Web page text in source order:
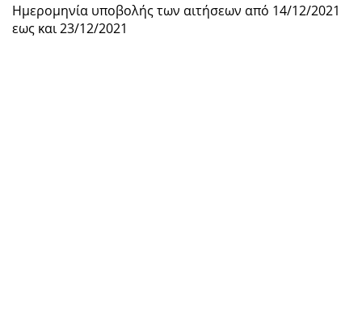
Ημερομηνία υποβολής των αιτήσεων από 14/12/2021
εως και 23/12/2021